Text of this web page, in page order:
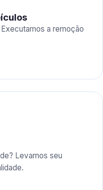
a remoção
Levamos seu